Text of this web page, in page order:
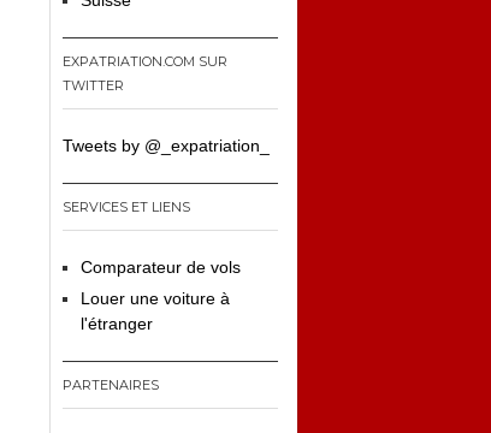
EXPATRIATION.COM SUR
TWITTER
Tweets by @_expatriation_
SERVICES ET LIENS
Comparateur de vols
Louer une voiture à
l'étranger
PARTENAIRES